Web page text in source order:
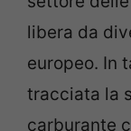
libera da
europeo. In
tracciata la
carburante